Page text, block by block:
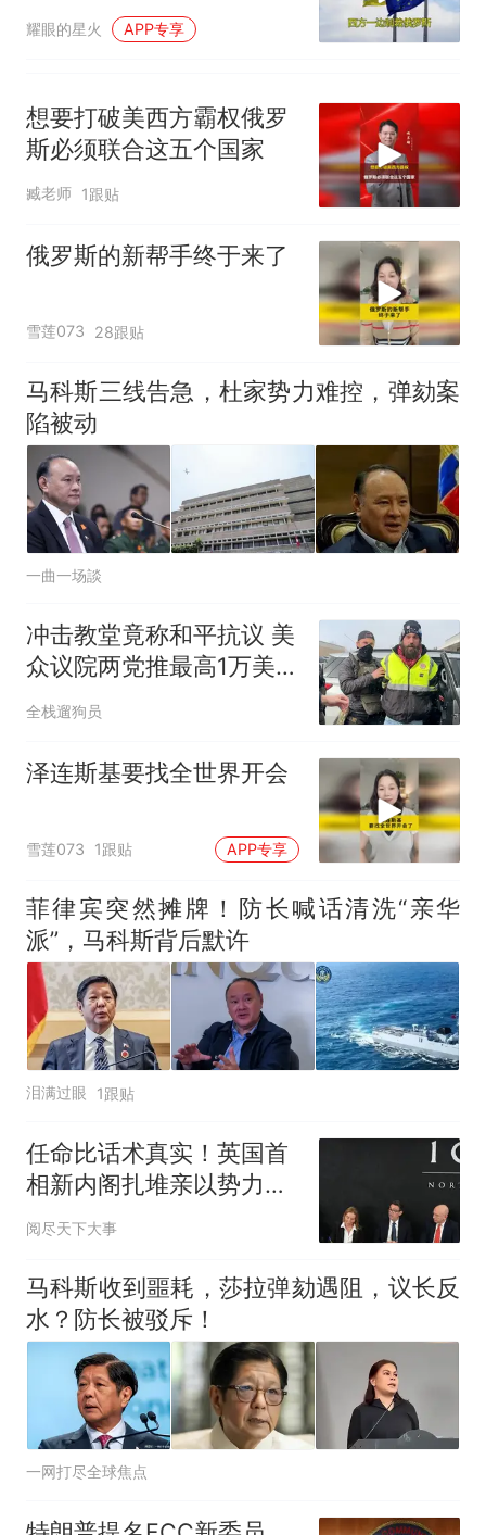
真
耀眼的星火 APP专享
想要打破美西方霸权俄罗
斯必须联合这五个国家
臧老师 1跟贴
俄罗斯的新帮手终于来了
雪莲073 28跟贴
马科斯三线告急，杜家势力难控，弹劾案
陷被动
一曲一场談
冲击教堂竟称和平抗议 美
众议院两党推最高1万美元
罚款法案
全栈遛狗员
泽连斯基要找全世界开会
雪莲073 1跟贴 APP专享
菲律宾突然摊牌！防长喊话清洗“亲华
派”，马科斯背后默许
泪满过眼 1跟贴
任命比话术真实！英国首
相新内阁扎堆亲以势力，
对外政策走向已定
阅尽天下大事
马科斯收到噩耗，莎拉弹劾遇阻，议长反
水？防长被驳斥！
一网打尽全球焦点